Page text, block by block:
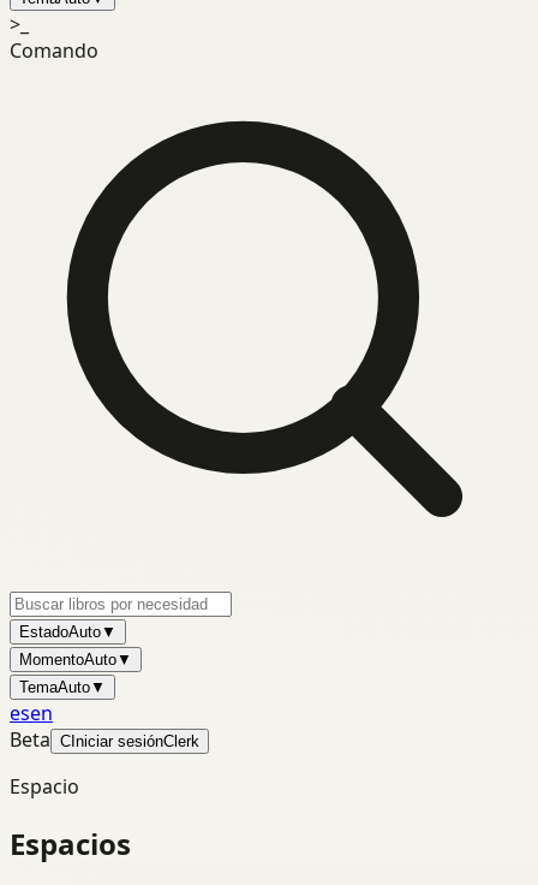
>_
Comando
EstadoAuto▼
MomentoAuto▼
TemaAuto▼
esen
Beta C Iniciar sesiónClerk
Espacio
Espacios